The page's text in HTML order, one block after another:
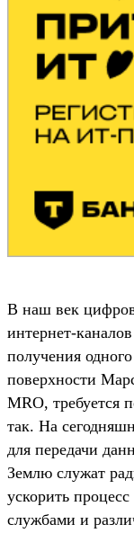
В наш век
интернет-
получения
поверхности
MRO, требуется
так. На
для передачи
Землю служат
ускорить
службами и